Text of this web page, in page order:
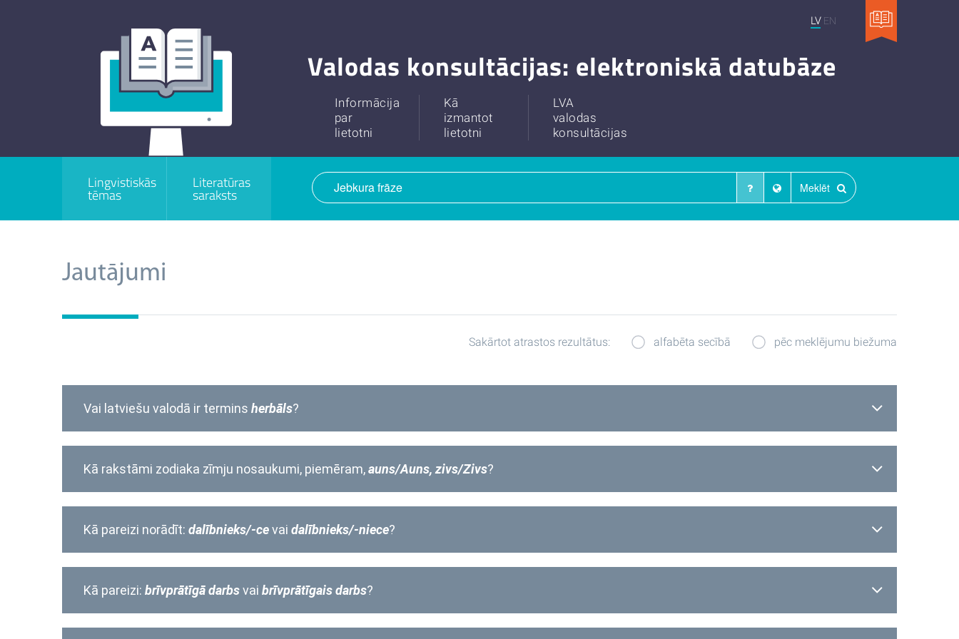
LV EN
Valodas konsultācijas: elektroniskā datubāze
Informācija
par
lietotni
Kā
izmantot
lietotni
LVA
valodas
konsultācijas
Lingvistiskās
tēmas
Literatūras
saraksts Meklēt
Jautājumi
Sakārtot atrastos rezultātus: alfabēta secībā pēc meklējumu biežuma
Vai latviešu valodā ir termins herbāls?
Kā rakstāmi zodiaka zīmju nosaukumi, piemēram,auns/Auns, zivs/Zivs?
Kā pareizi norādīt: dalībnieks/-cevai dalībnieks/-niece?
Kā pareizi: brīvprātīgā darbsvai brīvprātīgais darbs?